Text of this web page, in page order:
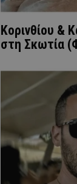
Κορινθίου &
στη Σκωτία